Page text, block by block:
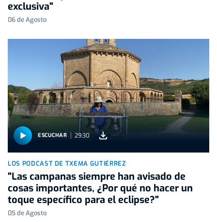
exclusiva"
06 de Agosto
ESCUCHAR 29:30
LOS PODCAST DE TXEMA GUTIÉRREZ
"Las campanas siempre han avisado de
cosas importantes, ¿Por qué no hacer un
toque específico para el eclipse?"
05 de Agosto